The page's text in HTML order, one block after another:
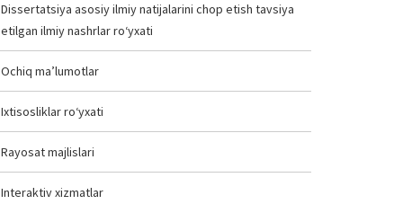
Dissertatsiya asosiy ilmiy natijalarini chop etish tavsiya
etilgan ilmiy nashrlar ro‘yxati
Ochiq ma’lumotlar
Ixtisosliklar ro‘yxati
Rayosat majlislari
Interaktiv xizmatlar